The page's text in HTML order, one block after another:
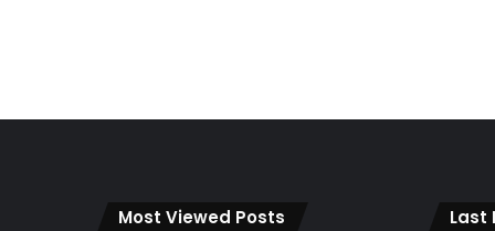
Most Viewed Posts Last